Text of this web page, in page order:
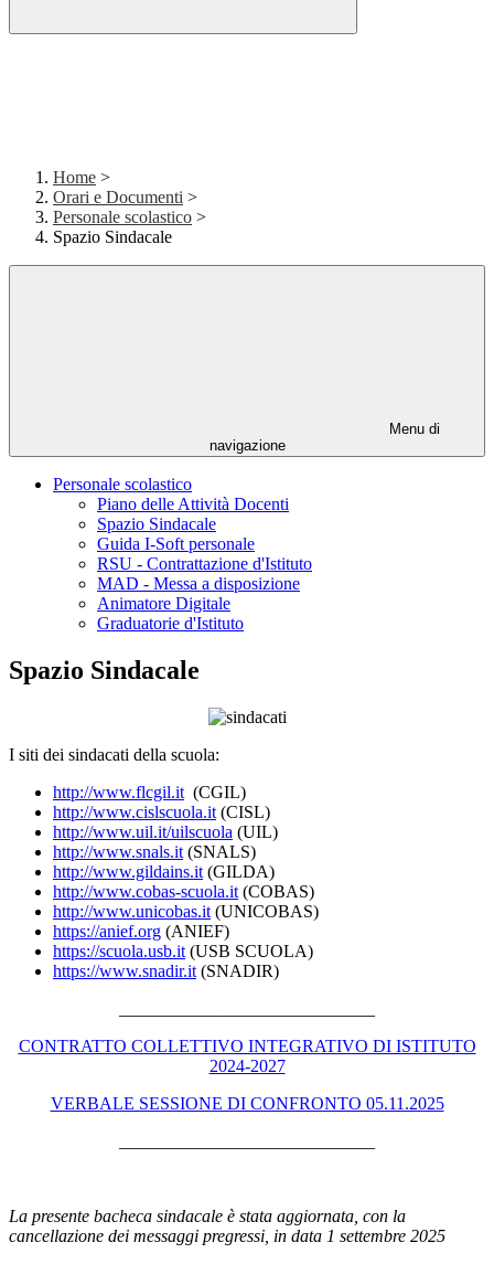
Home >
Orari e Documenti >
Personale scolastico >
Spazio Sindacale
Menu di
navigazione
Personale scolastico
Piano delle Attività Docenti
Spazio Sindacale
Guida I-Soft personale
RSU - Contrattazione d'Istituto
MAD - Messa a disposizione
Animatore Digitale
Graduatorie d'Istituto
Spazio Sindacale
I siti dei sindacati della scuola:
http://www.flcgil.it (CGIL)
http://www.cislscuola.it (CISL)
http://www.uil.it/uilscuola (UIL)
http://www.snals.it (SNALS)
http://www.gildains.it (GILDA)
http://www.cobas-scuola.it (COBAS)
http://www.unicobas.it (UNICOBAS)
https://anief.org (ANIEF)
https://scuola.usb.it (USB SCUOLA)
https://www.snadir.it (SNADIR)
CONTRATTO COLLETTIVO INTEGRATIVO DI ISTITUTO
2024-2027
VERBALE SESSIONE DI CONFRONTO 05.11.2025
La presente bacheca sindacale è stata aggiornata, con la
cancellazione dei messaggi pregressi, in data 1 settembre 2025